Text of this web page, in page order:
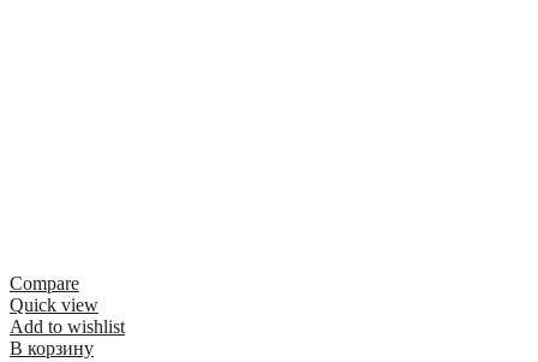
Compare
Quick view
Add to wishlist
В корзину